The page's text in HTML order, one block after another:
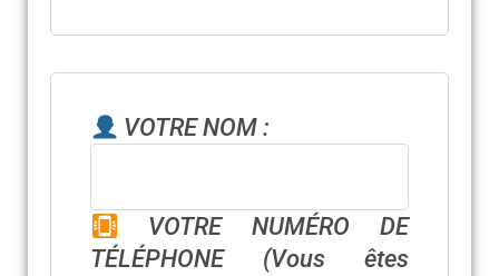
VOTRE NOM :
VOTRE NUMÉRO DE
TÉLÉPHONE (Vous êtes